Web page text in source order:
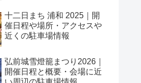
十二日まち 浦和 2025｜開
催日程や場所・アクセスや
近くの駐車場情報
弘前城雪燈籠まつり2026｜
開催日程と概要・会場に近